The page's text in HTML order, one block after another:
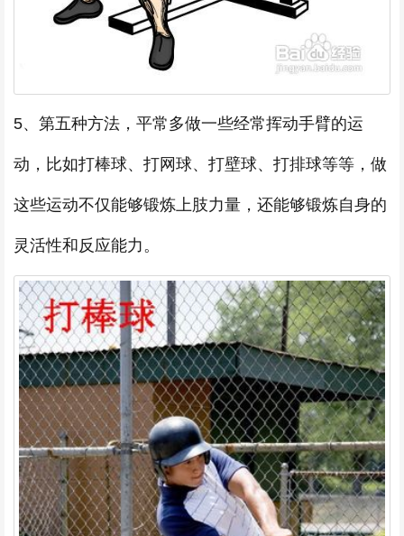
5、第五种方法，平常多做一些经常挥动手臂的运
动，比如打棒球、打网球、打壁球、打排球等等，做
这些运动不仅能够锻炼上肢力量，还能够锻炼自身的
灵活性和反应能力。